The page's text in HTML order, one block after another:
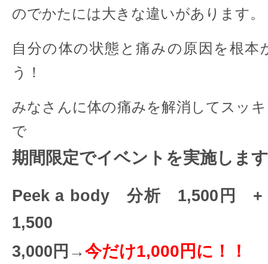
のでかたには大きな違いがあります。
自分の体の状態と痛みの原因を根
う！
みなさんに体の痛みを解消してスッ
で
期間限定でイベントを実施しま
Peek a body 分析 1,500円
1,500
3,000円→今だけ1,000円に！！